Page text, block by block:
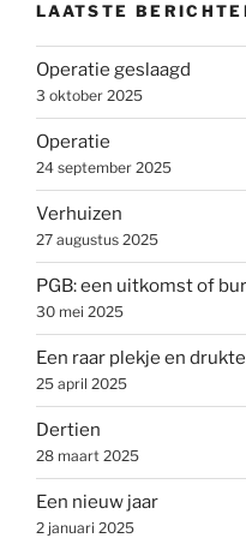
LAATSTE
Operatie geslaagd
3 oktober 2025
Operatie
24 september 2025
Verhuizen
27 augustus 2025
PGB: een uitkomst of
30 mei 2025
Een raar plekje en drukte
25 april 2025
Dertien
28 maart 2025
Een nieuw jaar
2 januari 2025